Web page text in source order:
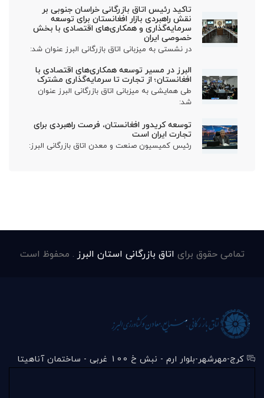
تاکید رئیس اتاق بازرگانی خراسان جنوبی بر
نقش راهبردی بازار افغانستان برای توسعه
سرمایه‌گذاری و همکاری‌های اقتصادی با بخش
خصوصی ایران
در نشستی به میزبانی اتاق بازرگانی البرز عنوان شد:
البرز در مسیر توسعه همکاری‌های اقتصادی با
افغانستان؛ از تجارت تا سرمایه‌گذاری مشترک
طی همایشی به میزبانی اتاق بازرگانی البرز عنوان
شد:
توسعه کریدور افغانستان، فرصت راهبردی برای
تجارت ایران است
رئیس کمیسیون صنعت و معدن اتاق بازرگانی البرز:
تمامی حقوق برای اتاق بازرگانی استان البرز . محفوظ است
کرج-مهرشهر-بلوار ارم - نبش خ 100 غربی - ساختمان آناهیتا